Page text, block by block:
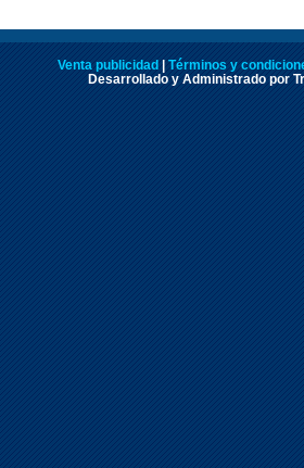
Venta publicidad | Términos y
Desarrollado y Administrado por